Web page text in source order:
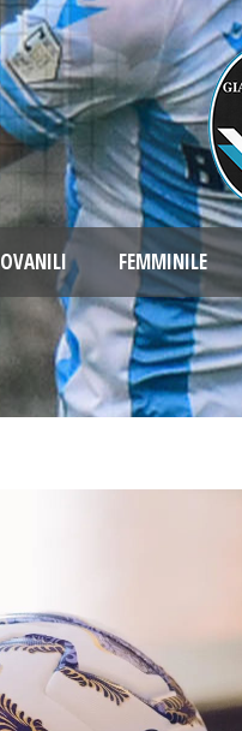
FEMMINILE